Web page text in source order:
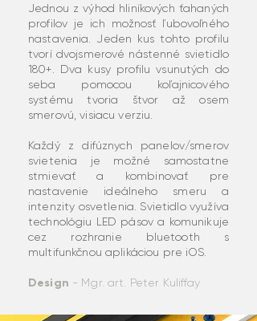
Jednou z výhod hliníkových ťahaných
profilov je ich možnosť ľubovoľného
nastavenia. Jeden kus tohto profilu
tvorí dvojsmerové nástenné svietidlo
180+. Dva kusy profilu vsunutých do
seba pomocou koľajnicového
systému tvoria štvor až osem
smerovú, visiacu verziu.
Každý z difúznych panelov/smerov
svietenia je možné samostatne
stmievať a kombinovať pre
nastavenie ideálneho smeru a
intenzity osvetlenia. Svietidlo využíva
technológiu LED pásov a komunikuje
cez rozhranie bluetooth s
multifunkčnou aplikáciou pre iOS.
Design - Mgr. art. Peter Kuliffay